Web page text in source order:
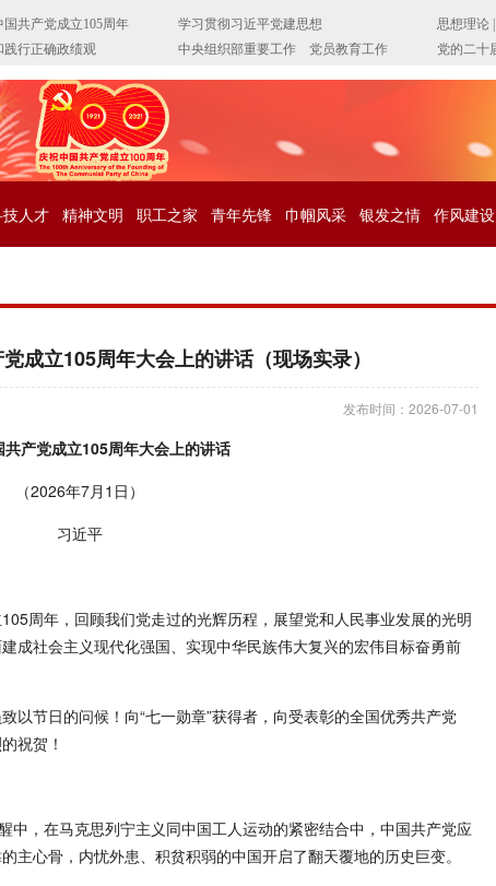
人才 精神文明 职工之家 青年先锋 巾帼风采 银发之情 作风建设
成立105周年大会上的讲话（现场实录）
发布时间：2026-07-01
共产党成立105周年大会上的讲话
（2026年7月1日）
习近平
周年，回顾我们党走过的光辉历程，展望党和人民事业发展的光明
成社会主义现代化强国、实现中华民族伟大复兴的宏伟目标奋勇前
以节日的问候！向“七一勋章”获得者，向受表彰的全国优秀共产党
祝贺！
中，在马克思列宁主义同中国工人运动的紧密结合中，中国共产党应
主心骨，内忧外患、积贫积弱的中国开启了翻天覆地的历史巨变。